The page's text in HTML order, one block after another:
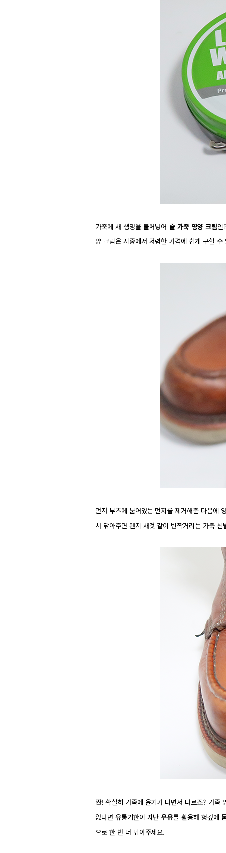
가죽에 새 생명을 불어넣어 줄 가죽 영양 크림인
양 크림은 시중에서 저렴한 가격에 쉽게 구할
먼저 부츠에 묻어있는 먼지를 제거해준 다음에
서 닦아주면 왠지 새것 같이 반짝거리는 가죽
짠! 확실히 가죽에 윤기가 나면서 다르죠? 가죽
없다면 유통기한이 지난우유를 활용해 헝겊에
으로 한 번 더 닦아주세요.